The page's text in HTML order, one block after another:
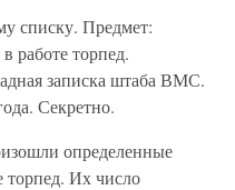
списку. Предмет:
работе торпед.
записка штаба ВМС.
Секретно.
определенные
торпед. Их число